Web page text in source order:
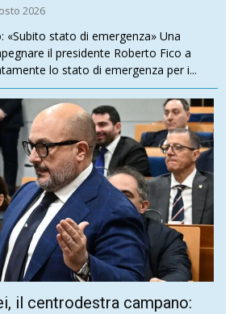
2026
«Subito stato di emergenza» Una
il presidente Roberto Fico a
lo stato di emergenza per i...
il centrodestra campano: